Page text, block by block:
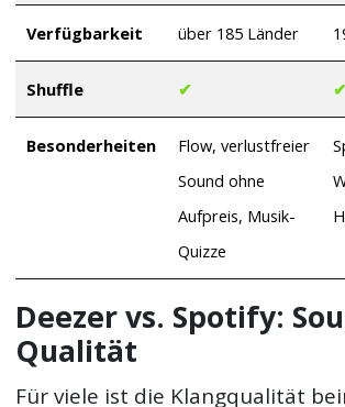
Verfügbarkeit über 185 Länder
Shuffle ✔ ✔
Besonderheiten
Flow, verlustfreier
Sound ohne
Aufpreis, Musik-
Quizze
Deezer vs. Spotify:
Qualität
Für viele ist die Klangqualität